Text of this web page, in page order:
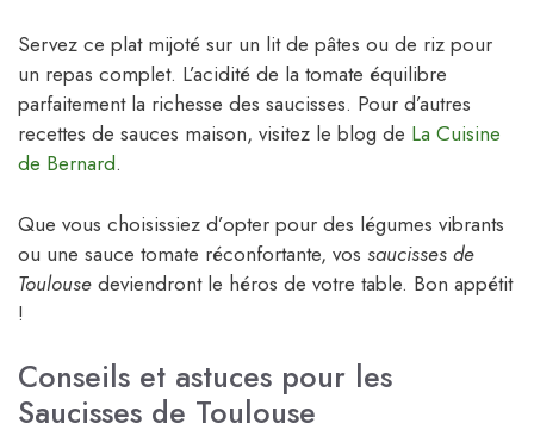
Servez ce plat mijoté sur un lit de pâtes ou de riz pour
un repas complet. L’acidité de la tomate équilibre
parfaitement la richesse des saucisses. Pour d’autres
recettes de sauces maison, visitez le blog de La Cuisine
de Bernard.
Que vous choisissiez d’opter pour des légumes vibrants
ou une sauce tomate réconfortante, vos saucisses de
Toulouse deviendront le héros de votre table. Bon appétit
!
Conseils et astuces pour les
Saucisses de Toulouse